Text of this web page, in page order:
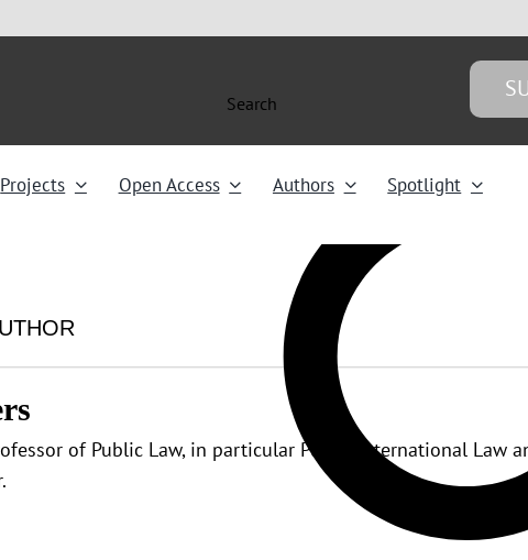
Search
Projects Open Access Authors Spotlight
of Public Law, in particular Public International Law